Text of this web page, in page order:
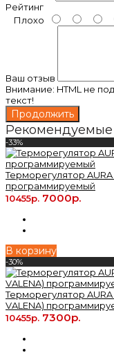
Рейтинг
Плохо
Ваш отзыв
Внимание: HTML не
текст!
Продолжить
Рекомендуемые
-33%
Терморегулятор AURA
программируемый
10455р. 7000р.
В корзину
-30%
Терморегулятор
VALENA)
10455р. 7300р.